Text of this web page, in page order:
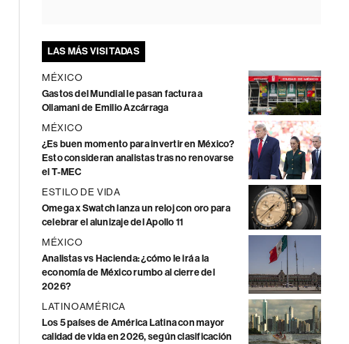
LAS MÁS VISITADAS
MÉXICO
Gastos del Mundial le pasan factura a
Ollamani de Emilio Azcárraga
MÉXICO
¿Es buen momento para invertir en México?
Esto consideran analistas tras no renovarse
el T-MEC
ESTILO DE VIDA
Omega x Swatch lanza un reloj con oro para
celebrar el alunizaje del Apollo 11
MÉXICO
Analistas vs Hacienda: ¿cómo le irá a la
economía de México rumbo al cierre del
2026?
LATINOAMÉRICA
Los 5 países de América Latina con mayor
calidad de vida en 2026, según clasificación